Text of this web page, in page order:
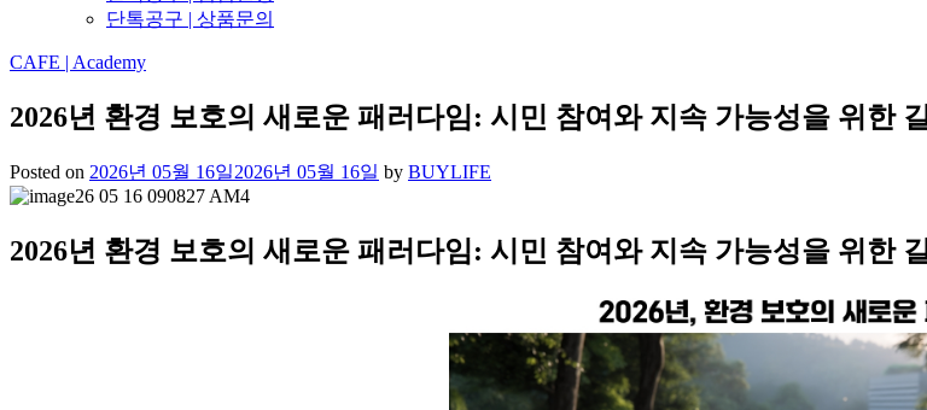
단톡공구 | 상품문의
CAFE | Academy
2026년 환경 보호의 새로운 패러다임: 시민 참여와 지속 가능성을 위한 길
Posted on 2026년 05월 16일2026년 05월 16일 by BUYLIFE
2026년 환경 보호의 새로운 패러다임: 시민 참여와 지속 가능성을 위한 길